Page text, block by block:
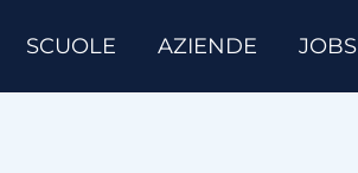
SCUOLE AZIENDE JOBS